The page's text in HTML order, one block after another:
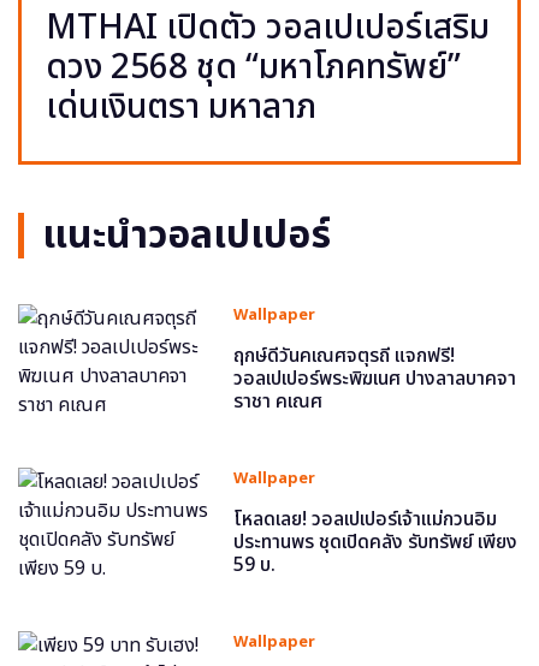
MTHAI เปิดตัว วอลเปเปอร์เสริม
ดวง 2568 ชุด “มหาโภคทรัพย์”
เด่นเงินตรา มหาลาภ
แนะนำวอลเปเปอร์
Wallpaper
ฤกษ์ดีวันคเณศจตุรถี แจกฟรี!
วอลเปเปอร์พระพิฆเนศ ปางลาลบาคจา
ราชา คเณศ
Wallpaper
โหลดเลย! วอลเปเปอร์เจ้าแม่กวนอิม
ประทานพร ชุดเปิดคลัง รับทรัพย์ เพียง
59 บ.
Wallpaper